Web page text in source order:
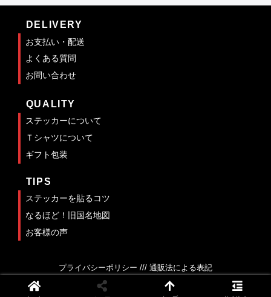
DELIVERY
お支払い・配送
よくある質問
お問い合わせ
QUALITY
ステッカーについて
Ｔシャツについて
ギフト包装
TIPS
ステッカーを貼るコツ
なるほど！旧国名地図
お客様の声
プライバシーポリシー /// 通販法による表記
Copyright © 2002 OTOMIYA.NET